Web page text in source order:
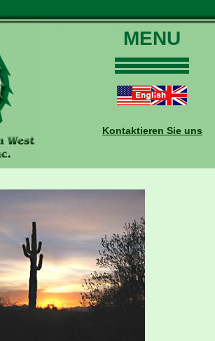
MENU
Touren
Daten und Preise
Buchungen
Auskünfte
Reise-Blog
Kontaktieren Sie uns